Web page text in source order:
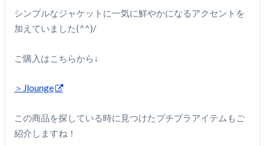
シンプルなジャケットに一気に鮮やかになるアクセントを
加えていました(^^)/
ご購入はこちらから↓
＞Jlounge
この商品を探している時に見つけたプチプラアイテムもご
紹介しますね！